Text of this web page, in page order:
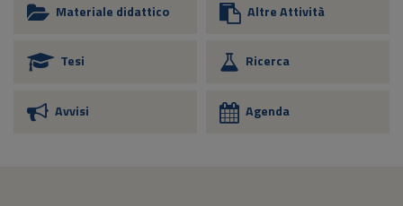
Materiale didattico Altre Attività
Tesi Ricerca
Avvisi Agenda